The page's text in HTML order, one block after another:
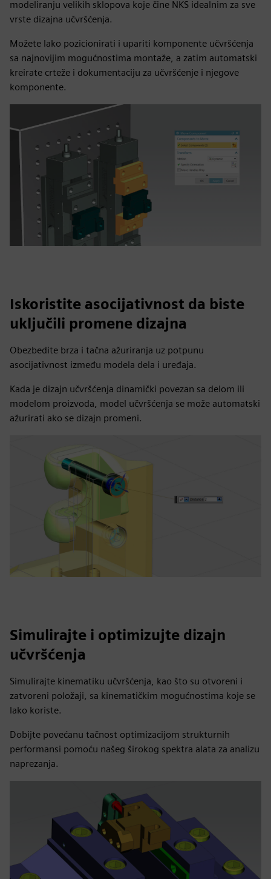
modeliranju velikih sklopova koje čine NKS idealnim za sve
vrste dizajna učvršćenja.
Možete lako pozicionirati i upariti komponente učvršćenja
sa najnovijim mogućnostima montaže, a zatim automatski
kreirate crteže i dokumentaciju za učvršćenje i njegove
komponente.
Iskoristite asocijativnost da biste
uključili promene dizajna
Obezbedite brza i tačna ažuriranja uz potpunu
asocijativnost između modela dela i uređaja.
Kada je dizajn učvršćenja dinamički povezan sa delom ili
modelom proizvoda, model učvršćenja se može automatski
ažurirati ako se dizajn promeni.
Simulirajte i optimizujte dizajn
učvršćenja
Simulirajte kinematiku učvršćenja, kao što su otvoreni i
zatvoreni položaji, sa kinematičkim mogućnostima koje se
lako koriste.
Dobijte povećanu tačnost optimizacijom strukturnih
performansi pomoću našeg širokog spektra alata za analizu
naprezanja.